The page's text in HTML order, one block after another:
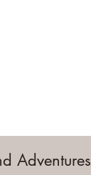
Adventures